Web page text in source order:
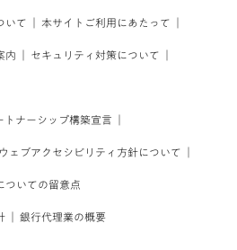
いて 本サイトご利用にあたって
内 セキュリティ対策について
トナーシップ構築宣言
ウェブアクセシビリティ方針について
ついての留意点
銀行代理業の概要